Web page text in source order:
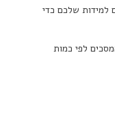
שלכם כדי
לפי כמות